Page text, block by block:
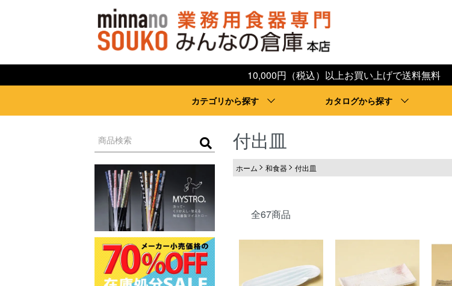
10,000円（税込）以上お買い上げで送料無料
カテゴリから探す カタログから探す
付出皿
ホーム 和食器 付出皿
全67商品